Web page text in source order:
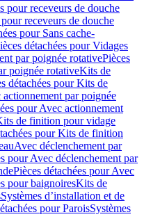
pour receveurs de douche
receveurs de douche
pour Sans cache-
détachées pour Vidages
par poignée rotativePièces
poignée rotativeKits de
détachées pour Kits de
actionnement par poignée
pour Avec actionnement
de finition pour vidage
pour Kits de finition
Avec déclenchement par
pour Avec déclenchement par
Pièces détachées pour Avec
pour baignoiresKits de
Systèmes d’installation et de
pour ParoisSystèmes